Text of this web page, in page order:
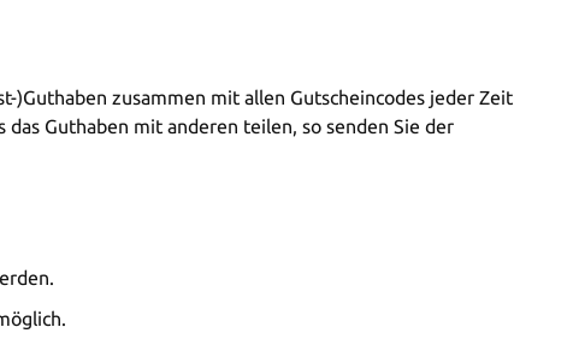
)Guthaben zusammen mit allen Gutscheincodes jeder Zeit
Guthaben mit anderen teilen, so senden Sie der